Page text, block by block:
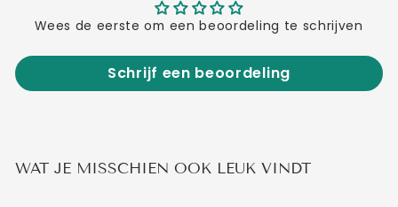
Wees de eerste om een beoordeling te schrijven
Schrijf een beoordeling
WAT JE MISSCHIEN OOK LEUK VINDT